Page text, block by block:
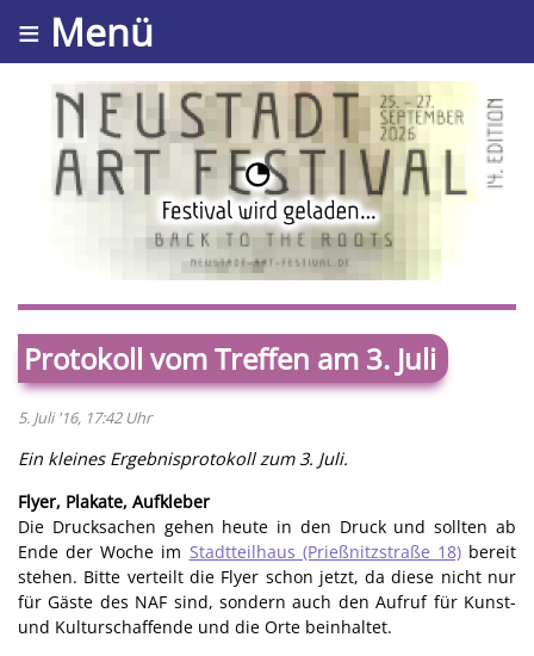
≡ Menü
Protokoll vom Treffen am 3. Juli
5. Juli '16, 17:42 Uhr
Ein kleines Ergebnisprotokoll zum 3. Juli.
Flyer, Plakate, Aufkleber
Die Drucksachen gehen heute in den Druck und sollten ab
Ende der Woche im Stadtteilhaus (Prießnitzstraße 18)bereit
stehen. Bitte verteilt die Flyer schon jetzt, da diese nicht nur
für Gäste des NAF sind, sondern auch den Aufruf für Kunst-
und Kulturschaffende und die Orte beinhaltet.